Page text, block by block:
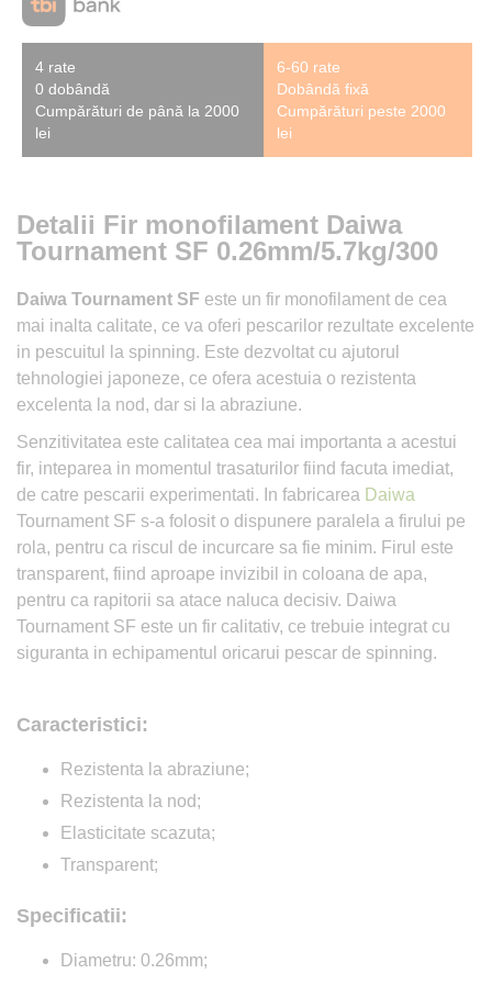
4 rate
0 dobândă
Cumpărături de până la 2000
lei
6-60 rate
Dobândă fixă
Cumpărături peste 2000
lei
Detalii Fir monofilament Daiwa
Tournament SF 0.26mm/5.7kg/300
Daiwa Tournament SF este un fir monofilament de cea
mai inalta calitate, ce va oferi pescarilor rezultate excelente
in pescuitul la spinning. Este dezvoltat cu ajutorul
tehnologiei japoneze, ce ofera acestuia o rezistenta
excelenta la nod, dar si la abraziune.
Senzitivitatea este calitatea cea mai importanta a acestui
fir, inteparea in momentul trasaturilor fiind facuta imediat,
de catre pescarii experimentati. In fabricarea Daiwa
Tournament SF s-a folosit o dispunere paralela a firului pe
rola, pentru ca riscul de incurcare sa fie minim. Firul este
transparent, fiind aproape invizibil in coloana de apa,
pentru ca rapitorii sa atace naluca decisiv. Daiwa
Tournament SF este un fir calitativ, ce trebuie integrat cu
siguranta in echipamentul oricarui pescar de spinning.
Caracteristici:
Rezistenta la abraziune;
Rezistenta la nod;
Elasticitate scazuta;
Transparent;
Specificatii:
Diametru: 0.26mm;